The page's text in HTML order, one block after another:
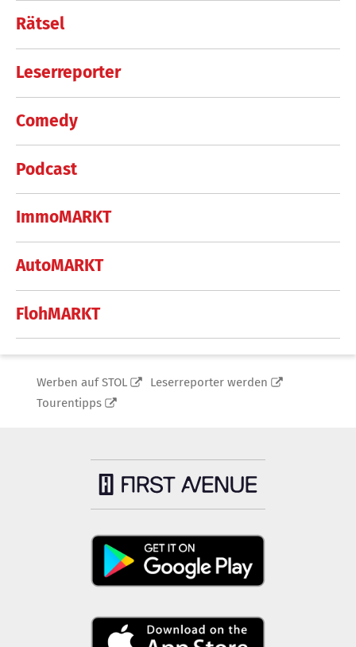
Rätsel
Leserreporter
Comedy
Podcast
ImmoMARKT
AutoMARKT
FlohMARKT
Werben auf STOL
Leserreporter werden
Tourentipps